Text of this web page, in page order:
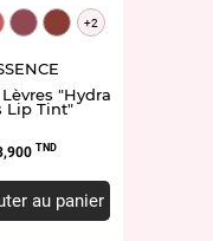
EL954297.06
EL954175.07
+2
"Hydra
Lip Tint"
TND
au panier